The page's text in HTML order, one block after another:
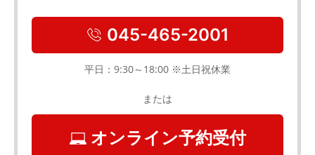
045-465-2001
平日：9:30～18:00 ※土日祝休業
または
オンライン予約受付